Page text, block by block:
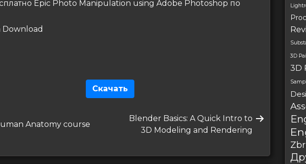
Epic Photo Manipulation using Adobe Photoshop по
Скачать
Anatomy course
Следующая
запись
Blender Basics: A Quick Intro to
3D Modeling and Rendering
3D
3D